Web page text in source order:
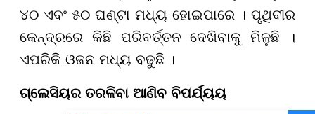
୪୦ ଏବଂ ୫୦ ଘଣ୍ଟା ମଧ୍ୟ ହୋଇପାରେ । ପୃଥିବୀର
କେନ୍ଦ୍ରରେ କିଛି ପରିବର୍ତ୍ତନ ଦେଖିବାକୁ ମିଳୁଛି ।
ଏପରିକି ଓଜନ ମଧ୍ୟ ବଢୁଛି ।
ଗ୍ଲେସିୟର ତରଳିବା ଆଣିବ ବିପର୍ଯ୍ୟୟ